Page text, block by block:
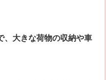
、大きな荷物の収納や車